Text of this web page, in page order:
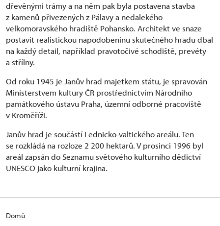
dřevěnými trámy a na něm pak byla postavena stavba
z kamenů přivezených z Pálavy a nedalekého
velkomoravského hradiště Pohansko. Architekt ve snaze
postavit realistickou napodobeninu skutečného hradu dbal
na každý detail, například pravotočivé schodiště, prevéty
a střílny.
Od roku 1945 je Janův hrad majetkem státu, je spravován
Ministerstvem kultury ČR prostřednictvím Národního
památkového ústavu Praha, územní odborné pracoviště
v Kroměříži.
Janův hrad je součástí Lednicko-valtického areálu. Ten
se rozkládá na rozloze 2 200 hektarů. V prosinci 1996 byl
areál zapsán do Seznamu světového kulturního dědictví
UNESCO jako kulturní krajina.
Domů